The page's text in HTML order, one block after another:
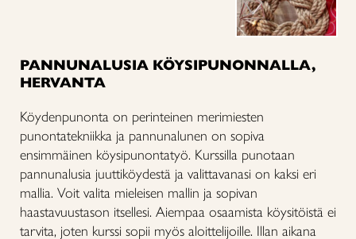
PANNUNALUSIA KÖYSIPUNONNALLA,
HERVANTA
Köydenpunonta on perinteinen merimiesten
punontatekniikka ja pannunalunen on sopiva
ensimmäinen köysipunontatyö. Kurssilla punotaan
pannunalusia juuttiköydestä ja valittavanasi on kaksi eri
mallia. Voit valita mieleisen mallin ja sopivan
haastavuustason itsellesi. Aiempaa osaamista köysitöistä ei
tarvita, joten kurssi sopii myös aloittelijoille. Illan aikana